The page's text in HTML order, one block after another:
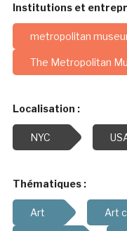
Institutions et
metropolitan
The Metropolitan
Localisation :
NYC
Thématiques :
Art Art